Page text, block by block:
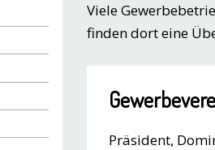
Viele
finden dort eine
Präsident,